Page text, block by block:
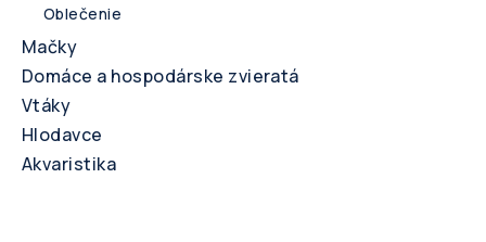
Oblečenie
Mačky
Domáce a hospodárske zvieratá
Vtáky
Hlodavce
Akvaristika